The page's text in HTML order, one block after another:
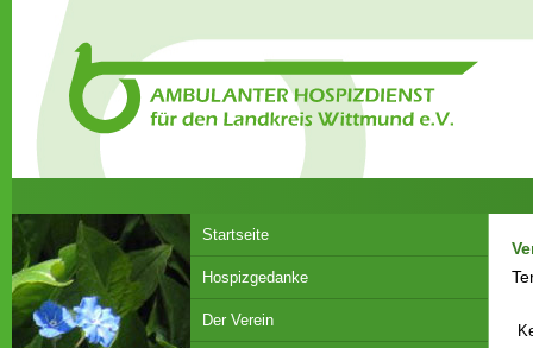
Startseite
Hospizgedanke
Der Verein